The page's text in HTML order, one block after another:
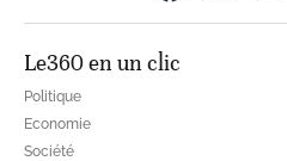
Le360 en un clic
Politique
Economie
Société